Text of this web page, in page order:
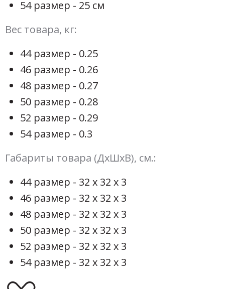
54 размер - 25 см
Вес товара, кг:
44 размер - 0.25
46 размер - 0.26
48 размер - 0.27
50 размер - 0.28
52 размер - 0.29
54 размер - 0.3
Габариты товара (ДхШхВ), см.:
44 размер - 32 х 32 х 3
46 размер - 32 х 32 х 3
48 размер - 32 х 32 х 3
50 размер - 32 х 32 х 3
52 размер - 32 х 32 х 3
54 размер - 32 х 32 х 3